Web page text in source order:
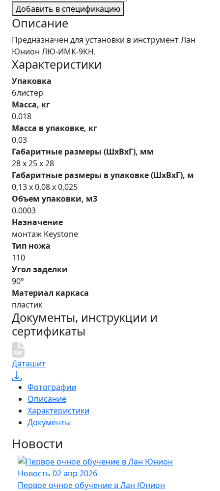
Добавить в спецификацию
Описание
Предназначен для установки в инструмент Лан
Юнион ЛЮ-ИМК-9КН.
Характеристики
Упаковка
блистер
Масса, кг
0.018
Масса в упаковке, кг
0.03
Габаритные размеры (ШхВхГ), мм
28 x 25 x 28
Габаритные размеры в упаковке (ШхВхГ), м
0,13 x 0,08 x 0,025
Объем упаковки, м3
0.0003
Назначение
монтаж Keystone
Тип ножа
110
Угол заделки
90°
Материал каркаса
пластик
Документы, инструкции и
сертификаты
Даташит
Фотографии
Описание
Характеристики
Документы
Новости
Новость 02 апр 2026
Первое очное обучение в Лан Юнион